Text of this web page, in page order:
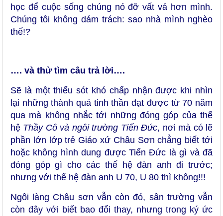
học để cuộc sống chúng nó đỡ vất vả hơn mình.
Chúng tôi không dám trách: sao nhà mình nghèo
thế!?
…. và thử tìm câu trả lời….
Sẽ là một thiếu sót khó chấp nhận được khi nhìn
lại những thành quả tinh thần đạt được từ 70 năm
qua mà không nhắc tới những đóng góp của thế
hệ Thầy Cô và ngôi trường Tiến Đức, nơi mà có lẽ
phần lớn lớp trẻ Giáo xứ Châu Sơn chẳng biết tới
hoặc không hình dung được Tiến Đức là gì và đã
đóng góp gì cho các thế hệ đàn anh đi trước;
nhưng với thế hệ đàn anh U 70, U 80 thì không!!!
Ngôi làng Châu sơn vẫn còn đó, sân trường vẫn
còn đây với biết bao đổi thay, nhưng trong ký ức